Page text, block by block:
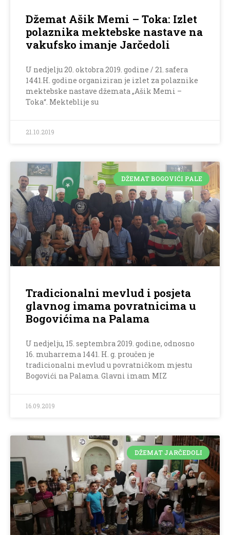
Džemat Ašik Memi – Toka: Izlet
polaznika mektebske nastave na
vakufsko imanje Jarčedoli
U nedjelju 20. oktobra 2019. godine / 21. safera
1441.H. godine organiziran je izlet za polaznike
mektebske nastave džemata „Ašik Memi –
Toka“. Mekteblije su
21.10.2019
DŽEMAT BOGOVIĆI PALE
Tradicionalni mevlud i posjeta
glavnog imama povratnicima u
Bogovićima na Palama
U nedjelju, 15. septembra 2019. godine, odnosno
16. muharrema 1441. H. g. proučen je
tradicionalni mevlud u povratničkom mjestu
Bogovići na Palama. Glavni imam MIZ
16.09.2019
DŽEMAT JARČEDOLI